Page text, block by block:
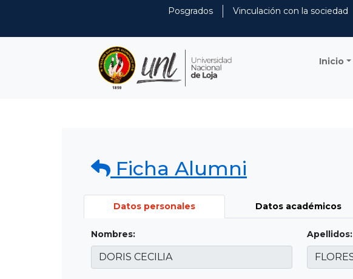
Posgrados Vinculación con la sociedad
Inicio
Ficha Alumni
Datos personales Datos académicos
Nombres: Apellidos: